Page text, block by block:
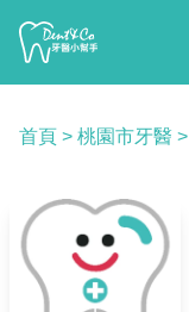
首頁 > 桃園市牙醫 >